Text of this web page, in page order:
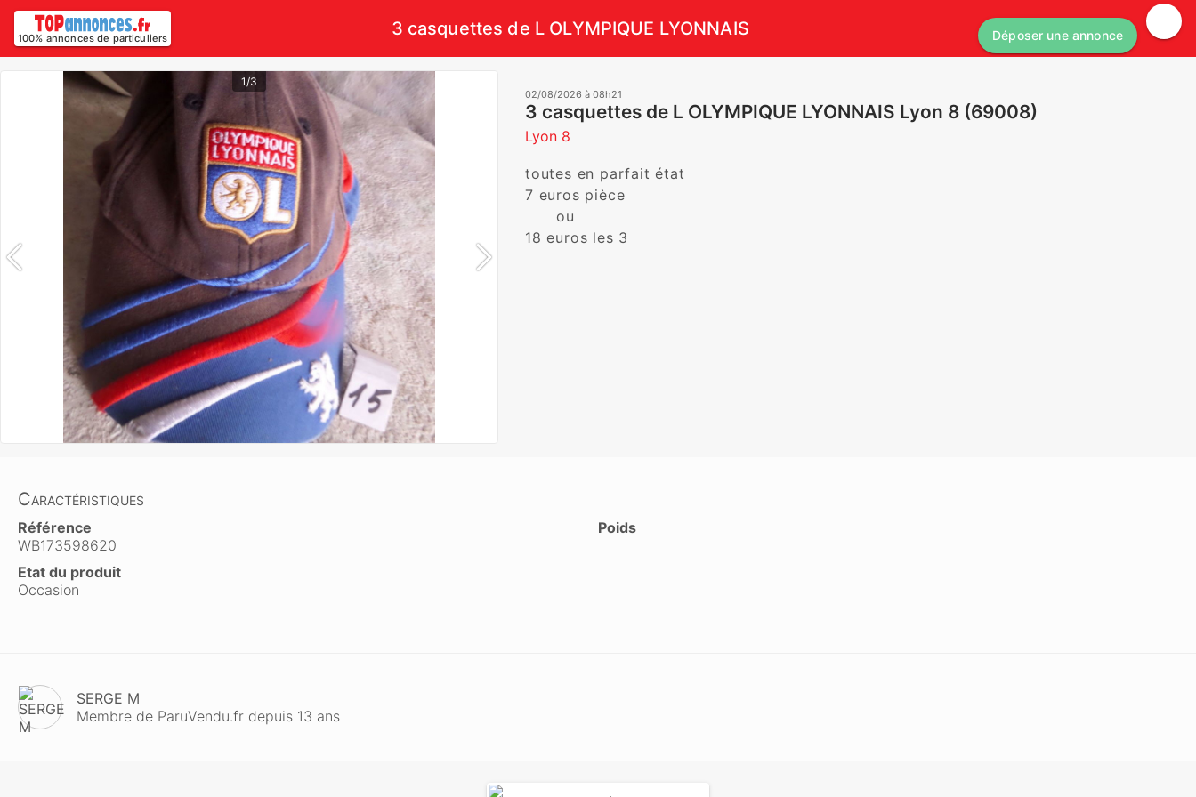
100% annonces de particuliers 3 casquettes de L OLYMPIQUE LYONNAIS Déposer une annonce
1/3
02/08/2026 à 08h21
3 casquettes de L OLYMPIQUE LYONNAIS Lyon 8 (69008)
Lyon 8
toutes en parfait état
7 euros pièce
18 euros les 3
Caractéristiques
Référence
WB173598620
Poids
Etat du produit
Occasion
SERGE M
Membre de ParuVendu.fr depuis 13 ans